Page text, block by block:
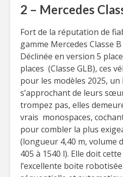
2 – Mercedes
Fort de la réputation de
gamme Mercedes Classe
Déclinée en version 5
places (Classe GLB), ces
pour les modèles 2025,
s’approchant de leurs
trompez pas, elles
vrais monospaces,
pour combler la plus
(longueur 4,40 m, volume
405 à 1540 l). Elle doit
l’excellente boite